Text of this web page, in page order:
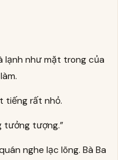
lạnh như mặt trong của
tiếng rất nhỏ.
tưởng tượng.”
nghe lạc lõng. Bà Ba